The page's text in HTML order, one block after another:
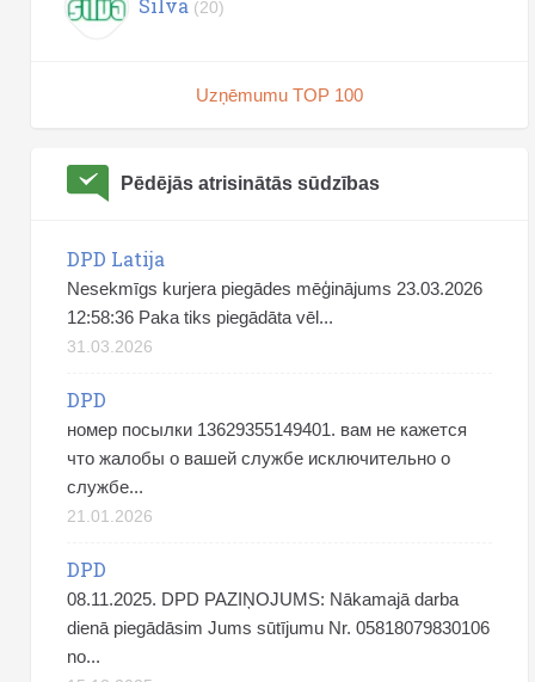
Silva (20)
Uzņēmumu TOP 100
Pēdējās atrisinātās sūdzības
DPD Latija
Nesekmīgs kurjera piegādes mēģinājums 23.03.2026
12:58:36 Paka tiks piegādāta vēl...
31.03.2026
DPD
номер посылки 13629355149401. вам не кажется
что жалобы о вашей службе исключительно о
службе...
21.01.2026
DPD
08.11.2025. DPD PAZIŅOJUMS: Nākamajā darba
dienā piegādāsim Jums sūtījumu Nr. 05818079830106
no...